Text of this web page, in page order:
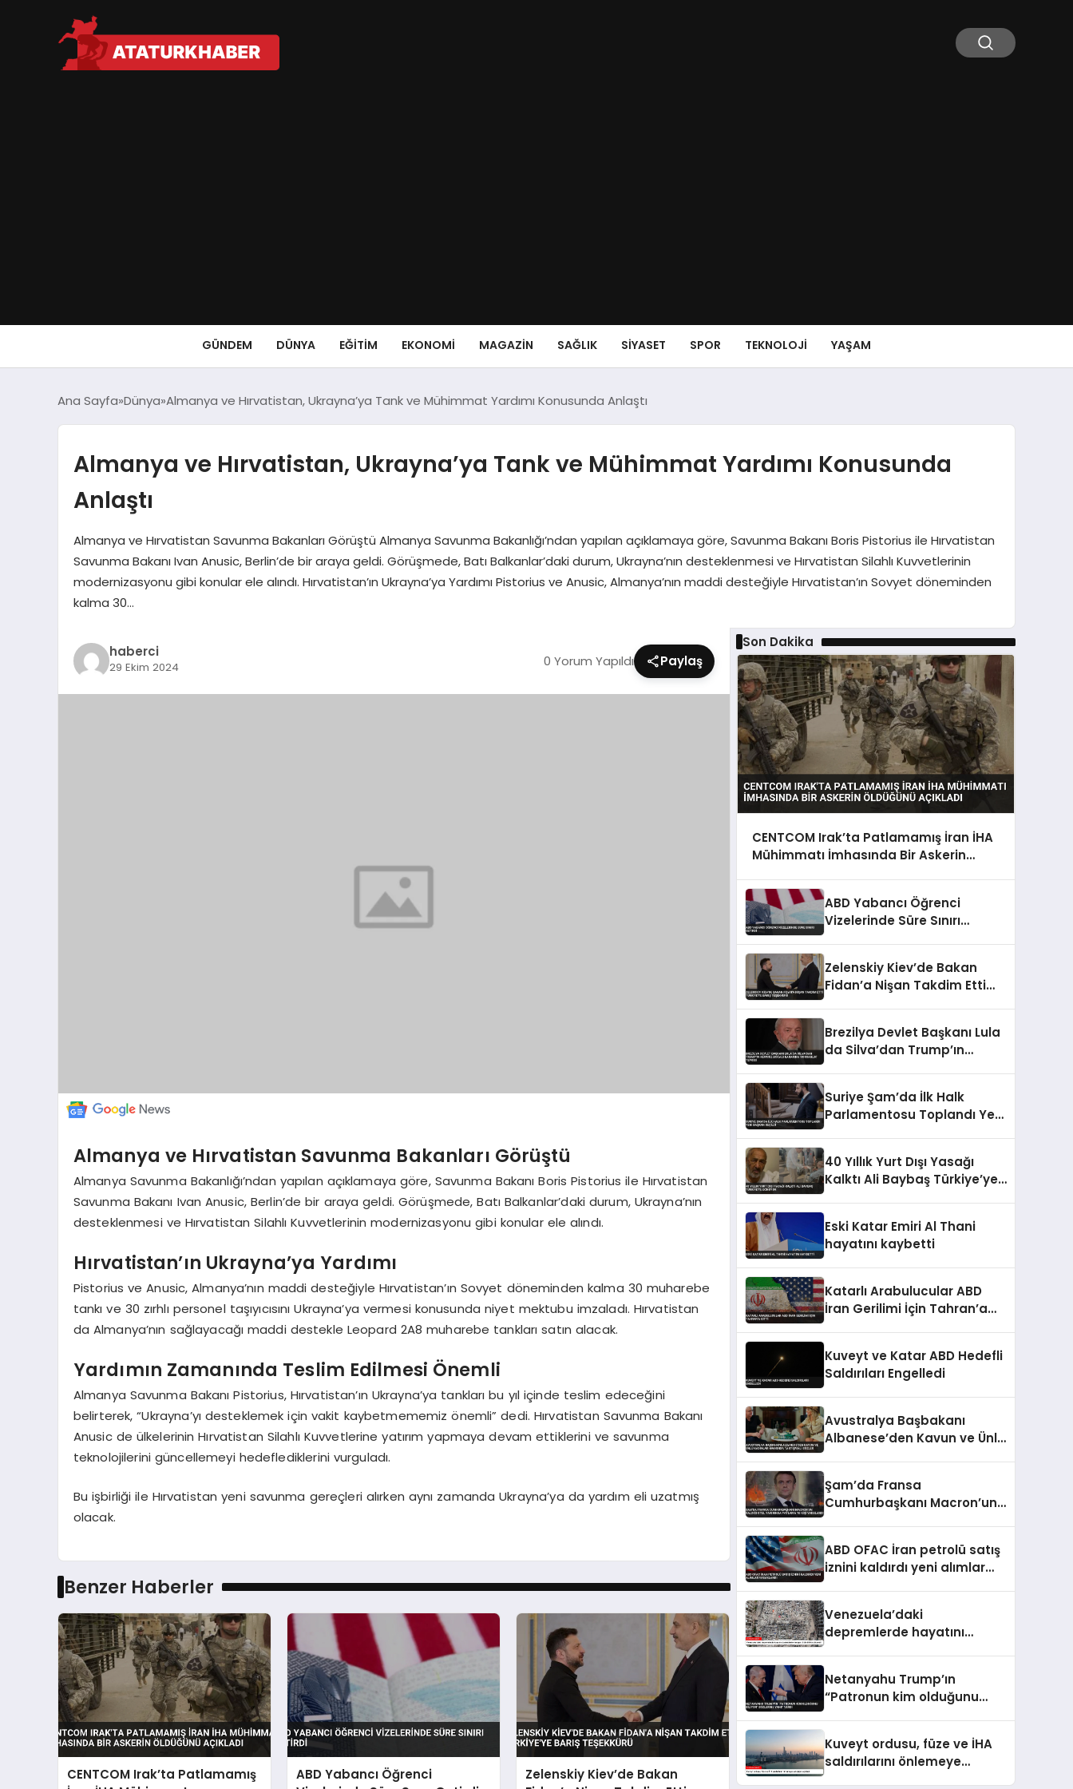
GÜNDEM DÜNYA EĞITIM EKONOMI MAGAZIN SAĞLIK SIYASET SPOR TEKNOLOJI YAŞAM
Ana Sayfa Dünya Almanya ve Hırvatistan, Ukrayna’ya Tank ve Mühimmat Yardımı Konusunda Anlaştı
Almanya ve Hırvatistan, Ukrayna’ya Tank ve Mühimmat Yardımı Konusunda
Anlaştı
Almanya ve Hırvatistan Savunma Bakanları Görüştü Almanya Savunma Bakanlığı’ndan yapılan açıklamaya göre, Savunma Bakanı Boris Pistorius ile Hırvatistan
Savunma Bakanı Ivan Anusic, Berlin’de bir araya geldi. Görüşmede, Batı Balkanlar’daki durum, Ukrayna’nın desteklenmesi ve Hırvatistan Silahlı Kuvvetlerinin
modernizasyonu gibi konular ele alındı. Hırvatistan’ın Ukrayna’ya Yardımı Pistorius ve Anusic, Almanya’nın maddi desteğiyle Hırvatistan’ın Sovyet döneminden
kalma 30…
haberci
29 Ekim 2024 0 Yorum Yapıldı Paylaş
Almanya ve Hırvatistan Savunma Bakanları Görüştü
Almanya Savunma Bakanlığı’ndan yapılan açıklamaya göre, Savunma Bakanı Boris Pistorius ile Hırvatistan
Savunma Bakanı Ivan Anusic, Berlin’de bir araya geldi. Görüşmede, Batı Balkanlar’daki durum, Ukrayna’nın
desteklenmesi ve Hırvatistan Silahlı Kuvvetlerinin modernizasyonu gibi konular ele alındı.
Hırvatistan’ın Ukrayna’ya Yardımı
Pistorius ve Anusic, Almanya’nın maddi desteğiyle Hırvatistan’ın Sovyet döneminden kalma 30 muharebe
tankı ve 30 zırhlı personel taşıyıcısını Ukrayna’ya vermesi konusunda niyet mektubu imzaladı. Hırvatistan
da Almanya’nın sağlayacağı maddi destekle Leopard 2A8 muharebe tankları satın alacak.
Yardımın Zamanında Teslim Edilmesi Önemli
Almanya Savunma Bakanı Pistorius, Hırvatistan’ın Ukrayna’ya tankları bu yıl içinde teslim edeceğini
belirterek, “Ukrayna’yı desteklemek için vakit kaybetmememiz önemli” dedi. Hırvatistan Savunma Bakanı
Anusic de ülkelerinin Hırvatistan Silahlı Kuvvetlerine yatırım yapmaya devam ettiklerini ve savunma
teknolojilerini güncellemeyi hedeflediklerini vurguladı.
Bu işbirliği ile Hırvatistan yeni savunma gereçleri alırken aynı zamanda Ukrayna’ya da yardım eli uzatmış
olacak.
Benzer Haberler
CENTCOM Irak’ta Patlamamış
ABD Yabancı Öğrenci
Zelenskiy Kiev’de Bakan
Son Dakika
CENTCOM Irak’ta Patlamamış İran İHA
Mühimmatı İmhasında Bir Askerin
ABD Yabancı Öğrenci
Vizelerinde Süre Sınırı
Zelenskiy Kiev’de Bakan
Fidan’a Nişan Takdim Etti
Brezilya Devlet Başkanı Lula
da Silva’dan Trump’ın
Suriye Şam’da İlk Halk
Parlamentosu Toplandı Yeni
40 Yıllık Yurt Dışı Yasağı
Kalktı Ali Baybaş Türkiye’ye
Eski Katar Emiri Al Thani
hayatını kaybetti
Katarlı Arabulucular ABD
İran Gerilimi İçin Tahran’a
Kuveyt ve Katar ABD Hedefli
Saldırıları Engelledi
Avustralya Başbakanı
Albanese’den Kavun ve Ünlü
Şam’da Fransa
Cumhurbaşkanı Macron’un
ABD OFAC İran petrolü satış
iznini kaldırdı yeni alımlar
Venezuela’daki
depremlerde hayatını
Netanyahu Trump’ın
“Patronun kim olduğunu
Kuveyt ordusu, füze ve İHA
saldırılarını önlemeye